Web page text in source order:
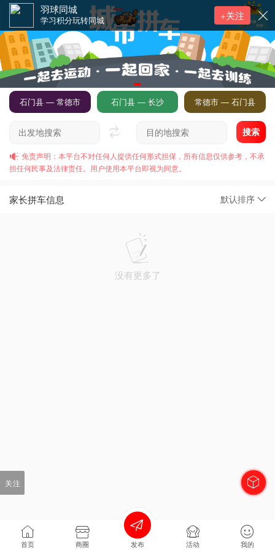
石门县 — 常德市 石门县 — 长沙 常德市 — 石门县
搜索
免责声明：本平台不对任何人提供任何形式担保，所有信息仅供参考，不承
担任何民事及法律责任。用户使用本平台即视为同意。
家长拼车信息 默认排序
没有更多了
首页 商圈 发布 活动 我的
关注
羽球同城
学习积分玩转同城 +关注